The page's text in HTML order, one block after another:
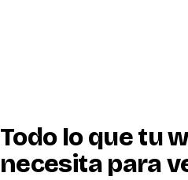
Todo lo que tu
necesita para